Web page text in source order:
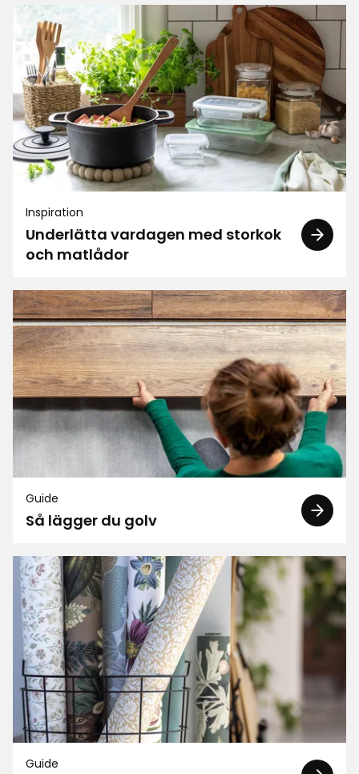
Inspiration
Underlätta vardagen med storkok
och matlådor
Guide
Så lägger du golv
Guide